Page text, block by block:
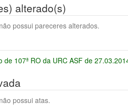
alterado(s)
possui pareceres alterados.
de 107ª RO da URC ASF de
possui atas.